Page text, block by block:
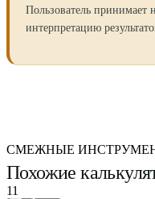
Пользователь принимает
интерпретацию
СМЕЖНЫЕ
Похожие
11